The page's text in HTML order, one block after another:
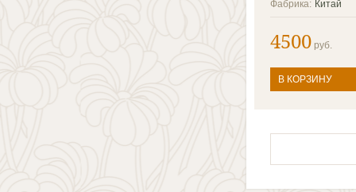
Китай
Фабрика:
4500 руб.
В КОРЗИНУ